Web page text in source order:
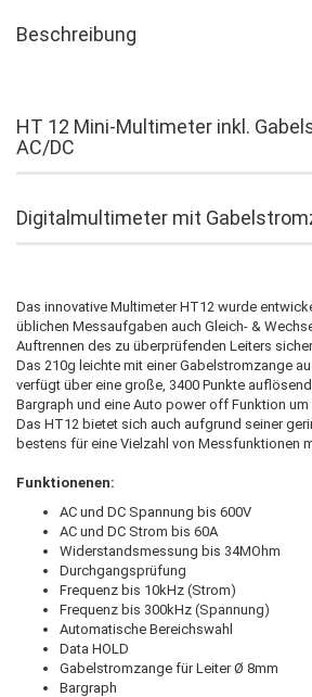
Beschreibung
HT 12 Mini-Multimeter inkl.
AC/DC
Digitalmultimeter mit
Das innovative Multimeter HT12 wurde
üblichen Messaufgaben auch Gleich- &
Auftrennen des zu überprüfenden Leiters
Das 210g leichte mit einer Gabelstromzange
verfügt über eine große, 3400 Punkte
Bargraph und eine Auto power off Funktion um
Das HT12 bietet sich auch aufgrund seiner
bestens für eine Vielzahl von Messfunktionen
Funktionenen:
AC und DC Spannung bis 600V
AC und DC Strom bis 60A
Widerstandsmessung bis 34MOhm
Durchgangsprüfung
Frequenz bis 10kHz (Strom)
Frequenz bis 300kHz (Spannung)
Automatische Bereichswahl
Data HOLD
Gabelstromzange für Leiter Ø 8mm
Bargraph